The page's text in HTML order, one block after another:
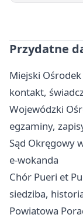
Przydatne
Miejski Ośrodek
kontakt,
Wojewódzki
egzaminy,
Sąd Okręgowy
e-wokanda
Chór Pueri et
siedziba,
Powiatowa